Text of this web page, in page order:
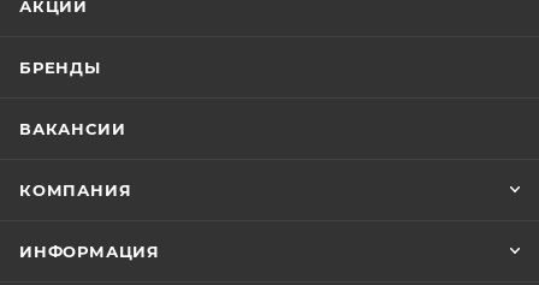
АКЦИИ
БРЕНДЫ
ВАКАНСИИ
КОМПАНИЯ
ИНФОРМАЦИЯ